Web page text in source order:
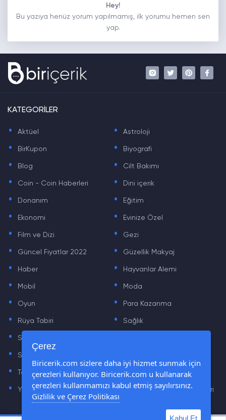
Hey!
Bu yazıya henüz yorum yapılmamış, ilk yorumu hemen sen
yap.
KATEGORİLER
. Aktüel . Astroloji
. BirKupon . Biyografi
. Blog . Cilt Bakımı
. Coin - Coin Haberleri . Dini içerik
. Donanım . Eğitim
. Ekonomi . Evinize Özel
. Film ve Dizi . Gezi
. Güncel Fiyatlar 2022 . Güzellik Makyaj
. Haber . Hayvanlar Alemi
. Mobil . Moda
. Oyun . Para Kazanma
. Rüya Tabiri . Sağlık
. Sinema .
. Sözler
. Teknoloji Haberleri . Yaşam
. Yazılım Haberleri . Yiyecek Önerileri ve Tarifleri
Çerez
Biricerik.com sizlere daha iyi hizmet sunmak için
çerezleri kullanıyor. Biricerik.com u kullanarak
çerezleri kullanmamızı kabul etmiş sayılırsınız.
Gizlilik ve Çerez Politikası
Kabul Et